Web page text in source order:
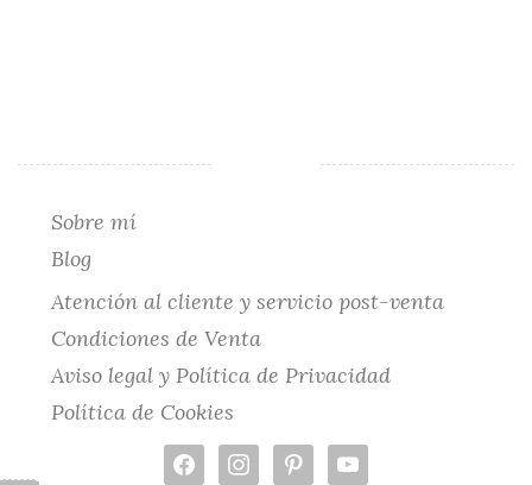
Sobre mí
Blog
Atención al cliente y servicio post-venta
Condiciones de Venta
Aviso legal y Política de Privacidad
Política de Cookies
facebookinstagrampinterestyoutube